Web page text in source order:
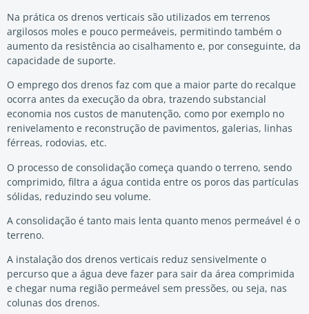
Na prática os drenos verticais são utilizados em terrenos
argilosos moles e pouco permeáveis, permitindo também o
aumento da resistência ao cisalhamento e, por conseguinte, da
capacidade de suporte.
O emprego dos drenos faz com que a maior parte do recalque
ocorra antes da execução da obra, trazendo substancial
economia nos custos de manutenção, como por exemplo no
renivelamento e reconstrução de pavimentos, galerias, linhas
férreas, rodovias, etc.
O processo de consolidação começa quando o terreno, sendo
comprimido, filtra a água contida entre os poros das partículas
sólidas, reduzindo seu volume.
A consolidação é tanto mais lenta quanto menos permeável é o
terreno.
A instalação dos drenos verticais reduz sensivelmente o
percurso que a água deve fazer para sair da área comprimida
e chegar numa região permeável sem pressões, ou seja, nas
colunas dos drenos.